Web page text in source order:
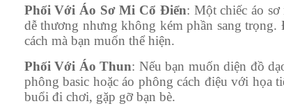
Phối Với Áo Sơ Mi Cổ Điển: Một chiếc áo
dễ thương nhưng không kém phần sang
cách mà bạn muốn thể hiện.
Phối Với Áo Thun: Nếu bạn muốn diện đồ
phông basic hoặc áo phông cách điệu với họa
buổi đi chơi, gặp gỡ bạn bè.